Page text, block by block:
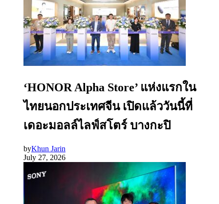
‘HONOR Alpha Store’ แห่งแรกใน
ไทยนอกประเทศจีน เปิดแล้ววันนี้ที่
เดอะมอลล์ไลฟ์สโตร์ บางกะปิ
byKhun Jarin
July 27, 2026